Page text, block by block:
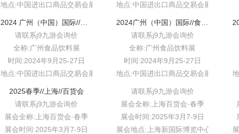
地点:中国进出口商品交易会展馆b区
地点:中国进出口商品交易会展馆b区
2024 广州（中国）国际//食品饮料展
请联系j9九游会询价
全称:广州食品饮料展
时间:2024年9月25-27日
地点:中国进出口商品交易会展馆b区
请联系j9九游会询价
全称:广州食品饮料展
时间:2024年9月25-27日
地点:中国进出口商品交易会展馆b区
2025春季//上海//百货会
请联系j9九游会询价
展会全称:上海百货会·春季
展会时间:2025年3月7-9日
请联系j9九游会询价
展会全称:上海百货会·春季
展会时间:2025年3月7-9日
展会地点:上海新国际博览中心w1-w5